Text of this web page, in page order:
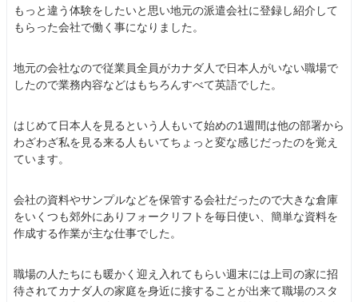
もっと違う体験をしたいと思い地元の派遣会社に登録し紹介して
もらった会社で働く事になりました。
地元の会社なので従業員全員がカナダ人で日本人がいない職場で
したので業務内容などはもちろんすべて英語でした。
はじめて日本人を見るという人もいて始めの1週間は他の部署から
わざわざ私を見る来る人もいてちょっと変な感じだったのを覚え
ています。
会社の資料やサンプルなどを保管する会社だったので大きな倉庫
をいくつも郊外にありフォークリフトを毎日使い、簡単な資料を
作成する作業が主な仕事でした。
職場の人たちにも暖かく迎え入れてもらい週末には上司の家に招
待されてカナダ人の家庭を身近に接することが出来て職場のスタ